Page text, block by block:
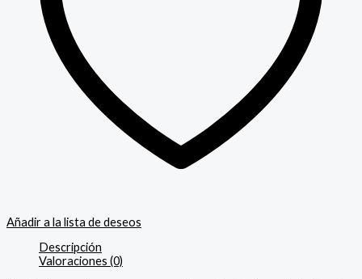
Añadir a la lista de deseos
Descripción
Valoraciones (0)